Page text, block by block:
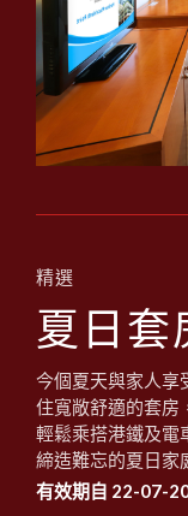
精選
夏日套
今個夏天與家人享
住寬敞舒適的套房
輕鬆乘搭港鐵及電
締造難忘的夏日家
有效期自 22-07-